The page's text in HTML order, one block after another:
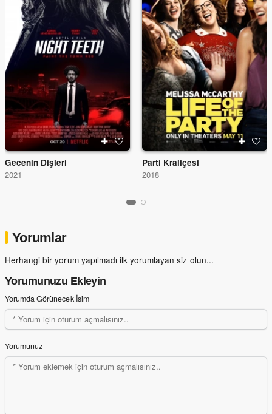
Gecenin Dişleri
2021
Parti Kraliçesi
2018
Yorumlar
Herhangi bir yorum yapılmadı ilk yorumlayan siz olun...
Yorumunuzu Ekleyin
Yorumda Görünecek İsim
Yorumunuz